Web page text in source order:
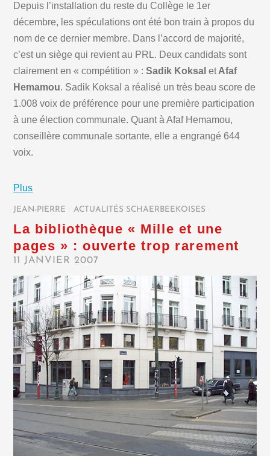
Depuis l’installation du reste du Collège le 1er
décembre, les spéculations ont été bon train à propos du
nom de ce dernier membre. Dans l’accord de majorité,
c’est un siège qui revient au PRL. Deux candidats sont
clairement en « compétition » :Sadik Koksal etAfaf
Hemamou. Sadik Koksal a réalisé un très beau score de
1.008 voix de préférence pour une première participation
à une élection communale. Quant à Afaf Hemamou,
conseillère communale sortante, elle a engrangé 644
voix.
Plus
JEAN-PIERRE ACTUALITÉS SCHAERBEEKOISES
La bibliothèque « Mille et une
pages » : ouverte trop rarement
11 JANVIER 2007